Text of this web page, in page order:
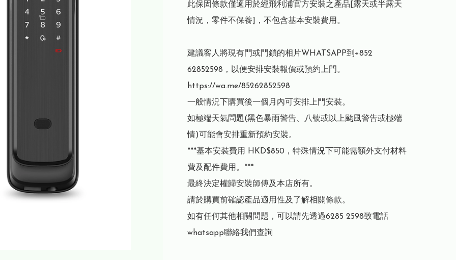
此保固條款僅適用於經飛利浦官方安裝之產品[露天或半露天
情況，零件不保養]，不包含基本安裝費用。
建議客人將現有門或門鎖的相片WHATSAPP到+852
62852598，以便安排安裝報價或預約上門。
https://wa.me/85262852598
一般情況下購買後一個月內可安排上門安裝。
如極端天氣問題(黑色暴雨警告、八號或以上颱風警告或極端
情)可能會安排重新預約安裝。
***基本安裝費用 HKD$850，特殊情況下可能需額外支付材料
費及配件費用。***
最終決定權歸安裝師傅及本店所有。
請於購買前確認產品適用性及了解相關條款。
如有任何其他相關問題，可以請先透過6285 2598致電話
whatsapp聯絡我們查詢